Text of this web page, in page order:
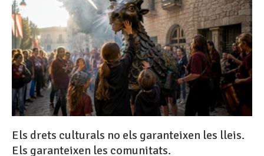
Els drets culturals no els garanteixen les lleis.
Els garanteixen les comunitats.